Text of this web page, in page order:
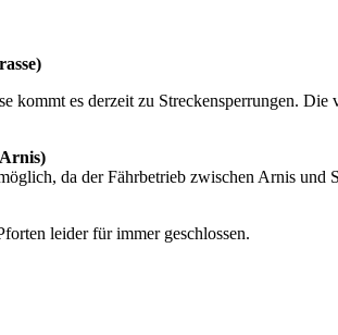
kommt es derzeit zu Streckensperrungen.
da der Fährbetrieb zwischen Arnis und
leider für immer geschlossen.